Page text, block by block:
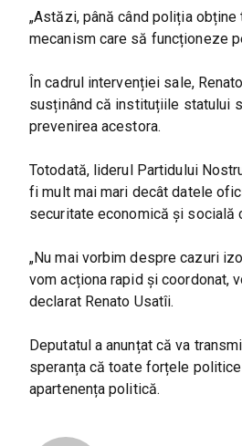
„Astăzi, până când poliția
mecanism care să funcționeze
În cadrul intervenției sale,
susținând că instituțiile statului
prevenirea acestora.
Totodată, liderul Partidului
fi mult mai mari decât datele
securitate economică și socială
„Nu mai vorbim despre cazuri
vom acționa rapid și coordonat,
declarat Renato Usatîi.
Deputatul a anunțat că va
speranța că toate forțele
apartenența politică.